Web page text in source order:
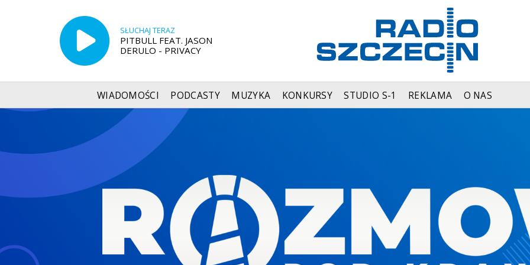
SŁUCHAJ TERAZ
PITBULL FEAT. JASON
DERULO - PRIVACY
WIADOMOŚCI PODCASTY MUZYKA KONKURSY STUDIO S-1 REKLAMA O NAS